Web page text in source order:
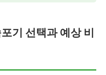
기 선택과 예상 비